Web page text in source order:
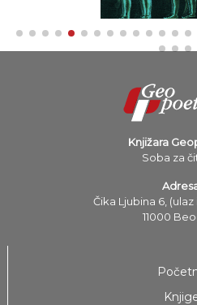
Knjižara
Soba za
Čika Ljubina 6, (ulaz
11000